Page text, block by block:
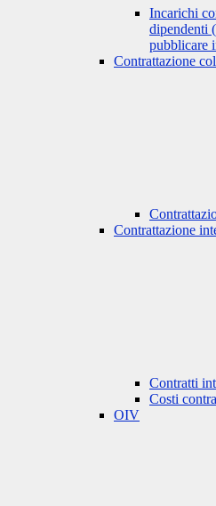
Incarichi
dipendenti
pubblicare
Contrattazione
Contrattazione
Contratti
Costi
OIV